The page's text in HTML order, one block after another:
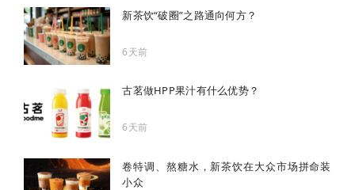
新茶饮“破圈”之路通向何方？
6天前
古茗做HPP果汁有什么优势？
6天前
卷特调、熬糖水，新茶饮在大众市场拼命装
小众